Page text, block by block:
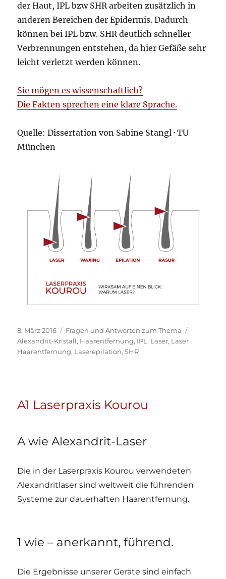
der Haut, IPL bzw SHR arbeiten zusätzlich in
anderen Bereichen der Epidermis. Dadurch
können bei IPL bzw. SHR deutlich schneller
Verbrennungen entstehen, da hier Gefäße sehr
leicht verletzt werden können.
Sie mögen es wissenschaftlich?
Die Fakten sprechen eine klare Sprache.
Quelle: Dissertation von Sabine Stangl · TU
München
Veröffentlicht
am
8. März 2016 Kategorien
Fragen und Antworten zum Thema
Alexandrit-Kristall, Haarentfernung, IPL, Laser, Laser
Haarentfernung, Laserepilation,SHR
A1 Laserpraxis Kourou
A wie Alexandrit-Laser
Die in der Laserpraxis Kourou verwendeten
Alexandritlaser sind weltweit die führenden
Systeme zur dauerhaften Haarentfernung.
1 wie – anerkannt, führend.
Die Ergebnisse unserer Geräte sind einfach